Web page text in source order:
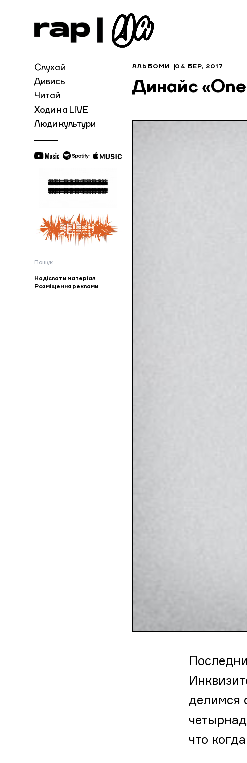
Слухай
Дивись
Читай
Ходи на LIVE
Люди культури
Пошук:
Надіслати матеріал
Розміщення реклами
АЛЬБОМИ 04 БЕР, 2017
Динайс
делимся
что